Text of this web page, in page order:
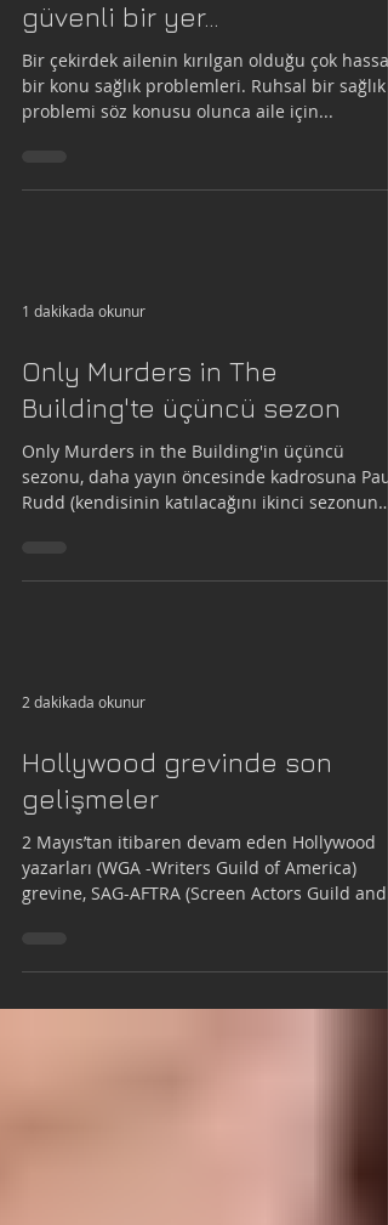
güvenli bir yer…
Bir çekirdek ailenin kırılgan olduğu çok hassas
bir konu sağlık problemleri. Ruhsal bir sağlık
problemi söz konusu olunca aile için...
1 dakikada okunur
Only Murders in The
Building'te üçüncü sezon
Only Murders in the Building'in üçüncü
sezonu, daha yayın öncesinde kadrosuna Paul
Rudd (kendisinin katılacağını ikinci sezonun
2 dakikada okunur
Hollywood grevinde son
gelişmeler
2 Mayıs’tan itibaren devam eden Hollywood
yazarları (WGA -Writers Guild of America)
grevine, SAG-AFTRA (Screen Actors Guild and